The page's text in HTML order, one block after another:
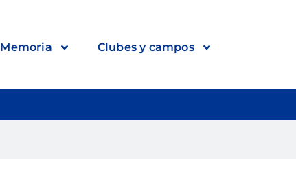
Memoria Clubes y campos